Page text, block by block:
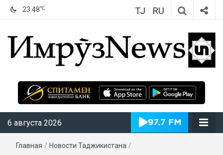
23.48℃ TJ RU
ИмрӯзNews
6 августа 2026
Главная / Новости Таджикистана /